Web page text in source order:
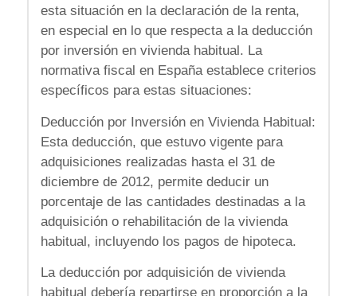
esta situación en la declaración de la renta,
en especial en lo que respecta a la deducción
por inversión en vivienda habitual. La
normativa fiscal en España establece criterios
específicos para estas situaciones:
Deducción por Inversión en Vivienda Habitual:
Esta deducción, que estuvo vigente para
adquisiciones realizadas hasta el 31 de
diciembre de 2012, permite deducir un
porcentaje de las cantidades destinadas a la
adquisición o rehabilitación de la vivienda
habitual, incluyendo los pagos de hipoteca.
La deducción por adquisición de vivienda
habitual debería repartirse en proporción a la